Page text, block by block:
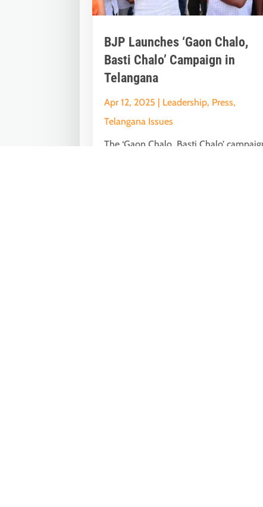
BJP Launches ‘Gaon Chalo,
Basti Chalo’ Campaign in
Telangana
Apr 12, 2025 | Leadership, Press,
Telangana Issues
The ‘Gaon Chalo, Basti Chalo’